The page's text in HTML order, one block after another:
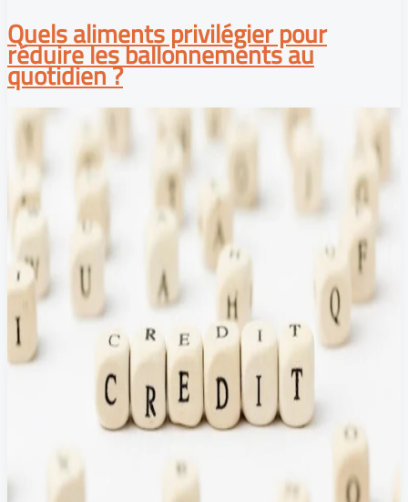
Quels aliments privilégier pour
réduire les ballonnements au
quotidien ?